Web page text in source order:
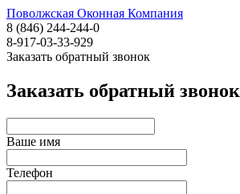
Поволжская Оконная Компания
8 (846) 244-244-0
8-917-03-33-929
Заказать обратный звонок
Заказать обратный звонок
Ваше имя
Телефон